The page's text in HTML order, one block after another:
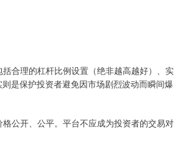
合理的杠杆比例设置（绝非越高越好）、实
是保护投资者避免因市场剧烈波动而瞬间爆
公开、公平。平台不应成为投资者的交易对